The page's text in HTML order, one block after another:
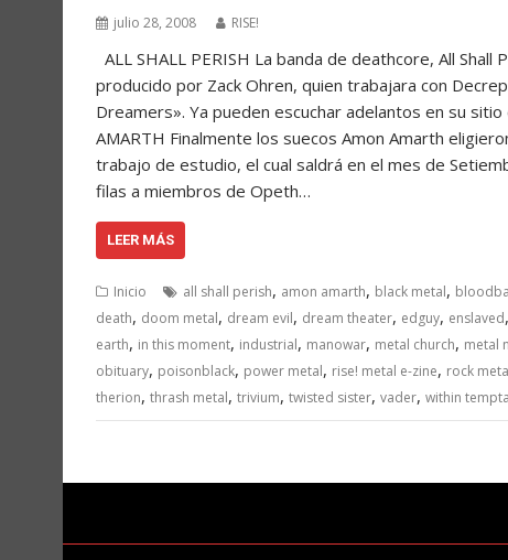
julio 28, 2008 RISE!
ALL SHALL PERISH La banda de deathcore, All
producido por Zack Ohren, quien trabajara con
Dreamers». Ya pueden escuchar adelantos en su
AMARTH Finalmente los suecos Amon Amarth
trabajo de estudio, el cual saldrá en el mes de
filas a miembros de Opeth…
LEER MÁS
Inicio all shall perish, amon amarth, black metal,
death, doom metal, dream evil, dream theater, edguy, enslaved,
earth, in this moment, industrial, manowar, metal church, metal
obituary, poisonblack, power metal, rise! metal e-zine, rock
therion, thrash metal, trivium, twisted sister, vader, within